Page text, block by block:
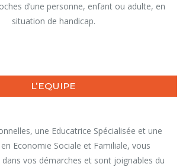
d’une personne, enfant ou adulte, en
situation de handicap.
L’EQUIPE
une Educatrice Spécialisée et une
Economie Sociale et Familiale, vous
vos démarches et sont joignables du